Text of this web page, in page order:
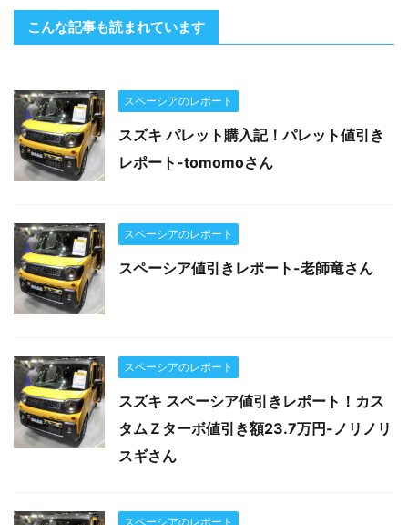
こんな記事も読まれています
スペーシアのレポート
スズキ パレット購入記！パレット値引き
レポート-tomomoさん
スペーシアのレポート
スペーシア値引きレポート-老師竜さん
スペーシアのレポート
スズキ スペーシア値引きレポート！カス
タムＺターボ値引き額23.7万円-ノリノリ
スギさん
スペーシアのレポート